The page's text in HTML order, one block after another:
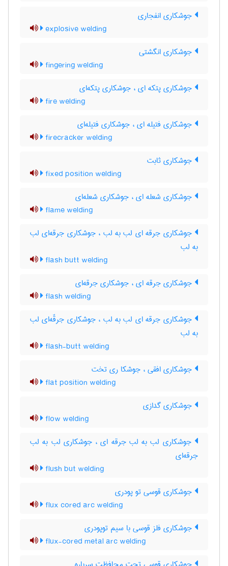
جوشکاری انفجاری
explosive welding
جوشکاری انگشتی
fingering welding
جوشکاری پتکه ای ، جوشکاری پتکه‌ای
fire welding
جوشکاری فتیله ای ، جوشکاری فتیله‌ای
firecracker welding
جوشکاری ثابت
fixed position welding
جوشکاری شعله ای ، جوشکاری شعله‌ای
flame welding
جوشکاری جرقه ای لب به لب ، جوشکاری جرقه‌ای لب
به لب
flash butt welding
جوشکاری جرقه ای ، جوشکاری جرقه‌ای
flash welding
جوشکاری جرقه ای لب به لب ، جوشکاری جرقّه‌ای لب
به لب
flash-butt welding
جوشکاری افقی ، جوشکا ری تخت
flat position welding
جوشکاری گدازی
flow welding
جوشکاری لب به لب جرقه ای ، جوشکاری لب به لب
جرقه‌ای
flush but welding
جوشکاری قوسی تو پودری
flux cored arc welding
جوشکاری فلز قوسی با سیم توپودری
flux-cored metal arc welding